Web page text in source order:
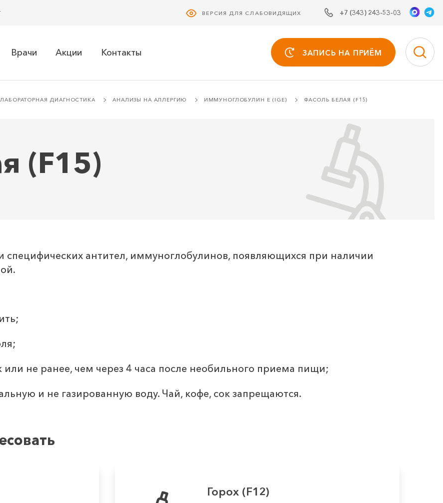
ВЕРСИЯ ДЛЯ СЛАБОВИДЯЩИХ +7 (343) 243-53-03
Врачи Акции Контакты ЗАПИСЬ НА ПРИЁМ
ЛАБОРАТОРНАЯ ДИАГНОСТИКА АНАЛИЗЫ НА АЛЛЕРГИЮ ИММУНОГЛОБУЛИН Е (IGE) ФАСОЛЬ БЕЛАЯ (F15)
(F15)
специфических антител, иммуноглобулинов, появляющихся при наличии
не ранее, чем через 4 часа после необильного приема пищи;
и не газированную воду. Чай, кофе, сок запрещаются.
Горох (F12)